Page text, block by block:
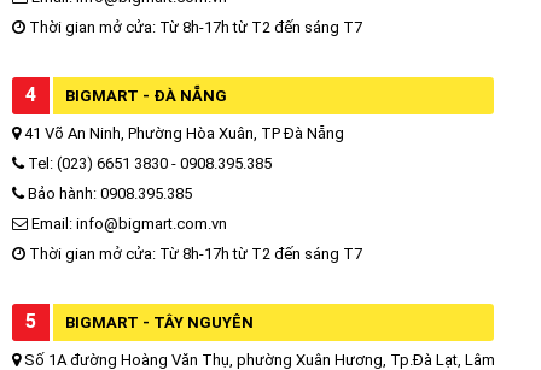
Thời gian mở cửa: Từ 8h-17h từ T2 đến sáng T7
4 BIGMART - ĐÀ NẴNG
41 Võ An Ninh, Phường Hòa Xuân, TP Đà Nẵng
Tel: (023) 6651 3830 - 0908.395.385
Bảo hành: 0908.395.385
Email: info@bigmart.com.vn
Thời gian mở cửa: Từ 8h-17h từ T2 đến sáng T7
5 BIGMART - TÂY NGUYÊN
Số 1A đường Hoàng Văn Thụ, phường Xuân Hương, Tp.Đà Lạt, Lâm